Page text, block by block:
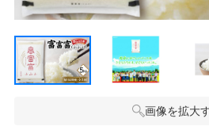
画像を拡大